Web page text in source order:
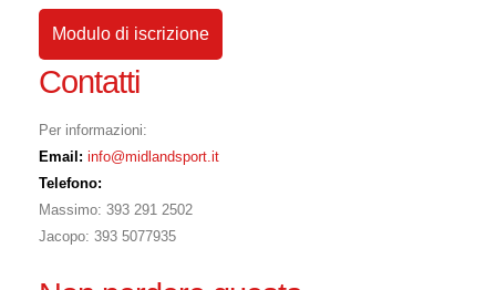
Modulo di iscrizione
Contatti
Per informazioni:
Email: info@midlandsport.it
Telefono:
Massimo: 393 291 2502
Jacopo: 393 5077935